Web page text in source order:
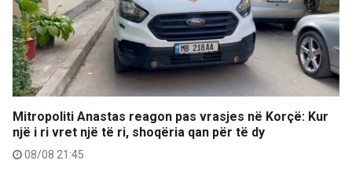
Mitropoliti Anastas reagon pas vrasjes në Korçë: Kur
një i ri vret një të ri, shoqëria qan për të dy
08/08 21:45